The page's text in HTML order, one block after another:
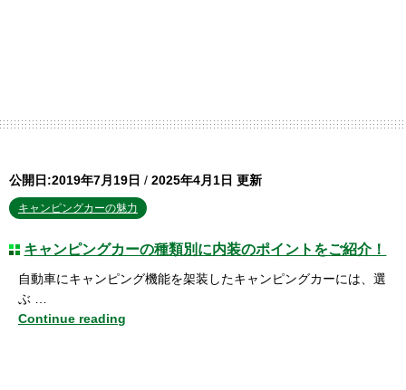
公開日:2019年7月19日 / 2025年4月1日 更新
キャンピングカーの魅力
キャンピングカーの種類別に内装のポイントをご紹介！
自動車にキャンピング機能を架装したキャンピングカーには、選
ぶ …
Continue reading